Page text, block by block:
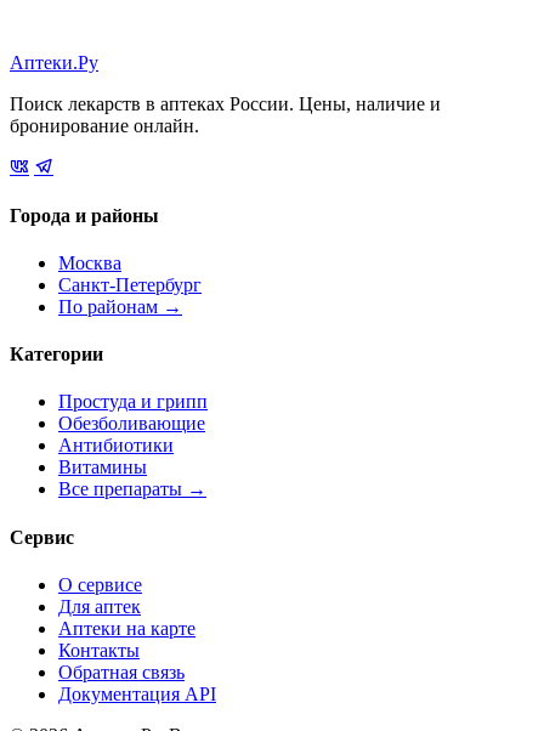
Аптеки.Ру
Поиск лекарств в аптеках России. Цены, наличие и
бронирование онлайн.
Города и районы
Москва
Санкт-Петербург
По районам →
Категории
Простуда и грипп
Обезболивающие
Антибиотики
Витамины
Все препараты →
Сервис
О сервисе
Для аптек
Аптеки на карте
Контакты
Обратная связь
Документация API